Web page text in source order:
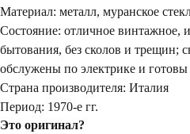
Материал: металл, муранское
Состояние: отличное винтажное,
бытования, без сколов и трещин;
обслужены по электрике и готовы
Страна производителя: Италия
Период: 1970-е гг.
Это оригинал?